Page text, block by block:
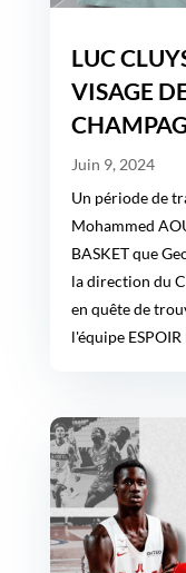
LUC
VISAGE
Juin 9, 2024
Un période de
Mohammed
BASKET que
la direction du
en quête de
l'équipe